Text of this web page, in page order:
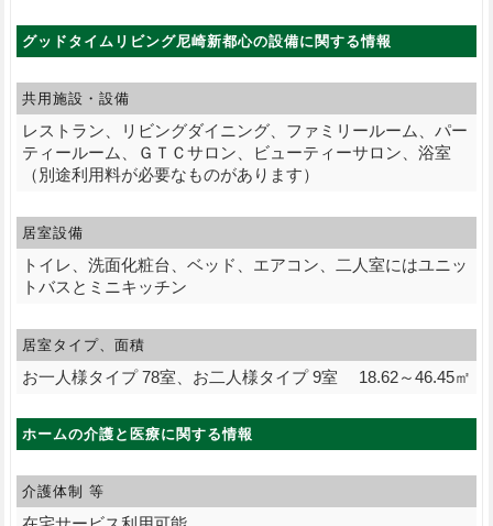
グッドタイムリビング尼崎新都心の設備に関する情報
共用施設・設備
レストラン、リビングダイニング、ファミリールーム、パー
ティールーム、ＧＴＣサロン、ビューティーサロン、浴室
（別途利用料が必要なものがあります）
居室設備
トイレ、洗面化粧台、ベッド、エアコン、二人室にはユニッ
トバスとミニキッチン
居室タイプ、面積
お一人様タイプ 78室、お二人様タイプ 9室 18.62～46.45㎡
ホームの介護と医療に関する情報
介護体制 等